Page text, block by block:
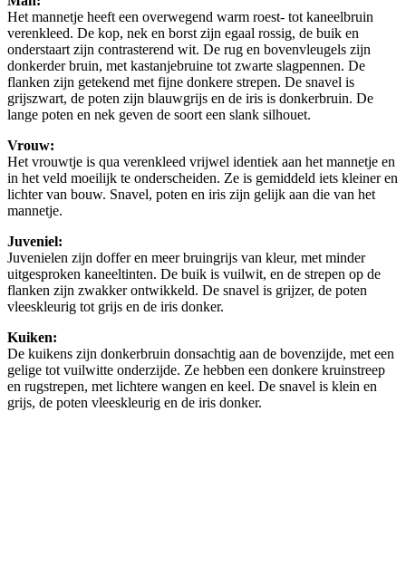
Het mannetje heeft een overwegend warm roest- tot kaneelbruin
verenkleed. De kop, nek en borst zijn egaal rossig, de buik en
onderstaart zijn contrasterend wit. De rug en bovenvleugels zijn
donkerder bruin, met kastanjebruine tot zwarte slagpennen. De
flanken zijn getekend met fijne donkere strepen. De snavel is
grijszwart, de poten zijn blauwgrijs en de iris is donkerbruin. De
lange poten en nek geven de soort een slank silhouet.
Vrouw:
Het vrouwtje is qua verenkleed vrijwel identiek aan het mannetje en
in het veld moeilijk te onderscheiden. Ze is gemiddeld iets kleiner en
lichter van bouw. Snavel, poten en iris zijn gelijk aan die van het
mannetje.
Juveniel:
Juvenielen zijn doffer en meer bruingrijs van kleur, met minder
uitgesproken kaneeltinten. De buik is vuilwit, en de strepen op de
flanken zijn zwakker ontwikkeld. De snavel is grijzer, de poten
vleeskleurig tot grijs en de iris donker.
Kuiken:
De kuikens zijn donkerbruin donsachtig aan de bovenzijde, met een
gelige tot vuilwitte onderzijde. Ze hebben een donkere kruinstreep
en rugstrepen, met lichtere wangen en keel. De snavel is klein en
grijs, de poten vleeskleurig en de iris donker.